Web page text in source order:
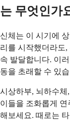
는 무엇인가
신체는 이 시기에
리를 시작했더라도,
속 발달합니다. 이
동을 초래할 수 있
시상하부, 뇌하수
이들을 조화롭게
해보세요. 때로는